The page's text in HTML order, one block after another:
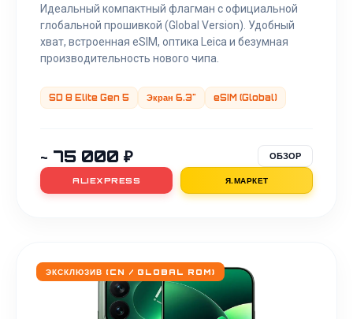
Идеальный компактный флагман с официальной
глобальной прошивкой (Global Version). Удобный
хват, встроенная eSIM, оптика Leica и безумная
производительность нового чипа.
SD 8 Elite Gen 5 Экран 6.3" eSIM (Global)
~ 75 000 ₽ ОБЗОР
ALIEXPRESS Я.МАРКЕТ
ЭКСКЛЮЗИВ (CN / GLOBAL ROM)